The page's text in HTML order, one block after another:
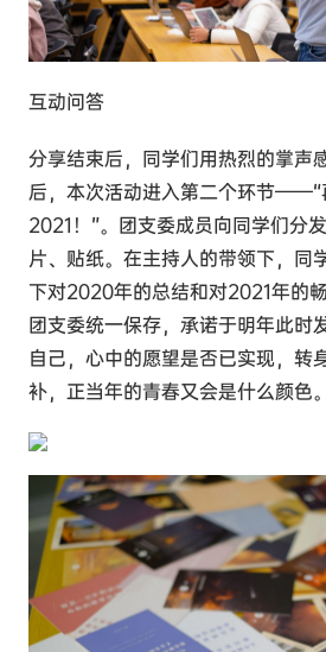
互动问答
分享结束后，同学们用热烈的掌声
后，本次活动进入第二个环节
2021！”。团支委成员向同学们分
片、贴纸。在主持人的带领下，同
下对2020年的总结和对2021年的
团支委统一保存，承诺于明年此时
自己，心中的愿望是否已实现，转
补，正当年的青春又会是什么颜色。